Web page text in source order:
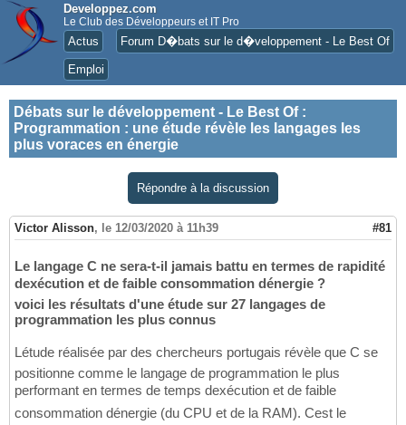
Developpez.com
Le Club des Développeurs et IT Pro
Actus Forum D�bats sur le d�veloppement - Le Best Of
Emploi
Débats sur le développement - Le Best Of:
Programmation : une étude révèle les langages les
plus voraces en énergie
Répondre à la discussion
Victor Alisson, le 12/03/2020 à 11h39 #81
Le langage C ne sera-t-il jamais battu en termes de rapidité
dexécution et de faible consommation dénergie ?
voici les résultats d'une étude sur 27 langages de
programmation les plus connus
Létude réalisée par des chercheurs portugais révèle que C se
positionne comme le langage de programmation le plus
performant en termes de temps dexécution et de faible
consommation dénergie (du CPU et de la RAM). Cest le